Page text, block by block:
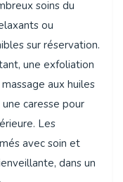
soins du
ou
sur réservation.
une exfoliation
aux huiles
caresse pour
Les
avec soin et
dans un